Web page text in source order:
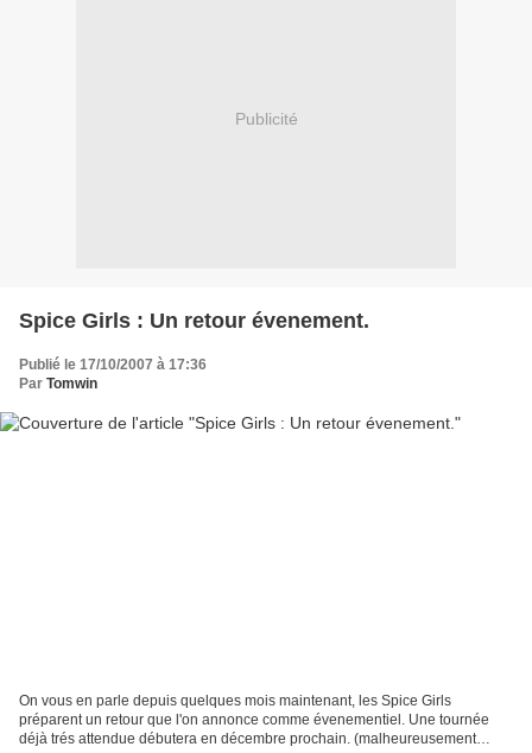
Publicité
Spice Girls : Un retour évenement.
Publié le 17/10/2007 à 17:36
Par Tomwin
On vous en parle depuis quelques mois maintenant, les Spice Girls
préparent un retour que l'on annonce comme évenementiel. Une tournée
déjà trés attendue débutera en décembre prochain. (malheureusement